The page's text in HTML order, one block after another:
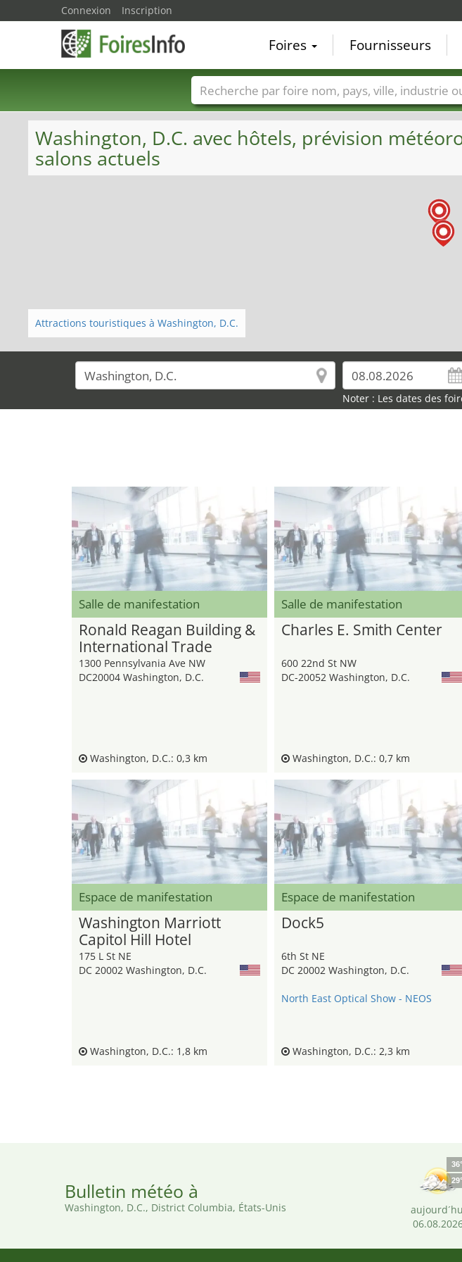
Washington, D.C. avec hôtels, prévision
salons actuels
Attractions touristiques à Washington, D.C.
Noter : Les dates des
Salle de manifestation
Ronald Reagan Building &
International Trade
Center
1300 Pennsylvania Ave NW
DC20004 Washington, D.C.
Washington, D.C.: 0,3 km
Salle de manifestation
Charles E. Smith Center
600 22nd St NW
DC-20052 Washington, D.C.
Washington, D.C.: 0,7 km
Espace de manifestation
Washington Marriott
Capitol Hill Hotel
175 L St NE
DC 20002 Washington, D.C.
Washington, D.C.: 1,8 km
Espace de manifestation
Dock5
6th St NE
DC 20002 Washington, D.C.
North East Optical Show - NEOS
Washington, D.C.: 2,3 km
Bulletin météo à
Washington, D.C., District Columbia, États-Unis
Connexion Inscription
Foires Fournisseurs
Foire noms Pays Villes Secteurs de foire